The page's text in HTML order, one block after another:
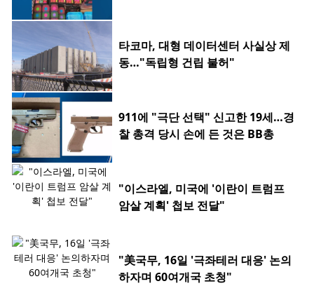
타코마, 대형 데이터센터 사실상 제
동…"독립형 건립 불허"
911에 "극단 선택" 신고한 19세…경
찰 총격 당시 손에 든 것은 BB총
"이스라엘, 미국에 '이란이 트럼프
암살 계획' 첩보 전달"
"美국무, 16일 '극좌테러 대응' 논의
하자며 60여개국 초청"